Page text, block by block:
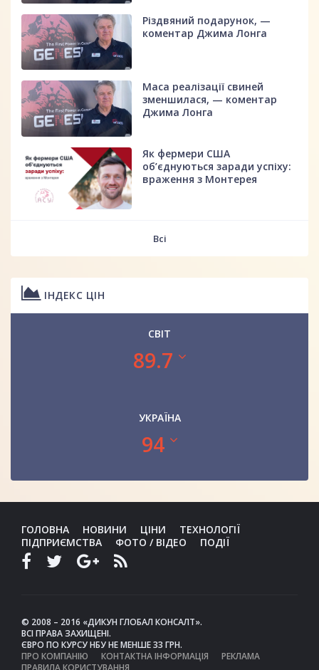
Різдвяний подарунок, —
коментар Джима Лонга
Маса реалізації свиней
зменшилася, — коментар
Джима Лонга
Як фермери США
об’єднуються заради успіху:
враження з Монтерея
Всі
ІНДЕКС ЦІН
СВІТ
89.7
УКРАЇНА
94
ГОЛОВНА НОВИНИ ЦІНИ
ТЕХНОЛОГІЇ
ПІДПРИЄМСТВА
ФОТО / ВІДЕО ПОДІЇ
© 2008 – 2016 «ДИКУН ГЛОБАЛ КОНСАЛТ».
ВСІ ПРАВА ЗАХИЩЕНІ.
ЄВРО ПО КУРСУ НБУ НЕ МЕНШЕ 33 ГРН.
ПРО КОМПАНІЮ
КОНТАКТНА ІНФОРМАЦІЯ
РЕКЛАМА
ПРАВИЛА КОРИСТУВАННЯ